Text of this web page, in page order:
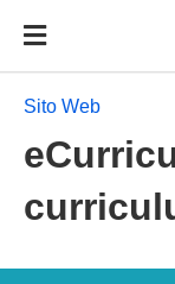
Sito Web